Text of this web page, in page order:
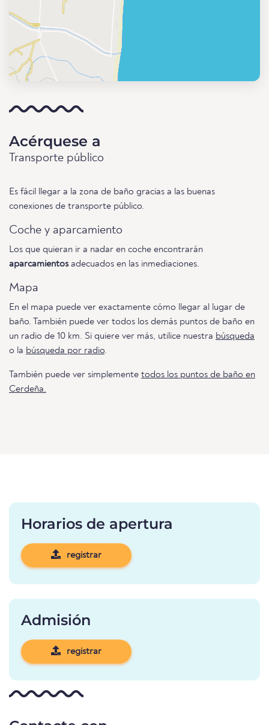
Acérquese a
Transporte público
Es fácil llegar a la zona de baño gracias a las buenas
conexiones de transporte público.
Coche y aparcamiento
Los que quieran ir a nadar en coche encontrarán
aparcamientosadecuados en las inmediaciones.
Mapa
En el mapa puede ver exactamente cómo llegar al lugar de
baño. También puede ver todos los demás puntos de baño en
un radio de 10 km. Si quiere ver más, utilice nuestra búsqueda
o la búsqueda por radio.
También puede ver simplemente todos los puntos de baño en
Cerdeña.
Horarios de apertura
registrar
Admisión
registrar